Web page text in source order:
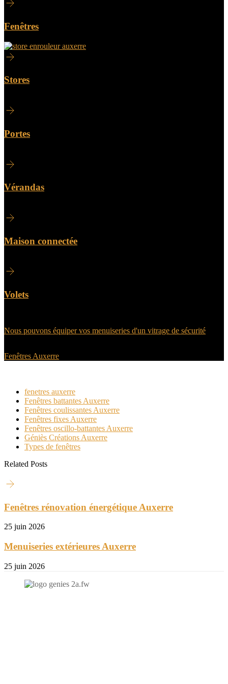
Fenêtres
Stores
Portes
Vérandas
Maison connectée
Volets
Nous pouvons équiper vos menuiseries d'un vitrage de sécurité
Fenêtres Auxerre
fenetres auxerre
Fenêtres battantes Auxerre
Fenêtres coulissantes Auxerre
Fenêtres fixes Auxerre
Fenêtres oscillo-battantes Auxerre
Géniès Créations Auxerre
Types de fenêtres
Related Posts
Fenêtres rénovation énergétique Auxerre
25 juin 2026
Menuiseries extérieures Auxerre
25 juin 2026